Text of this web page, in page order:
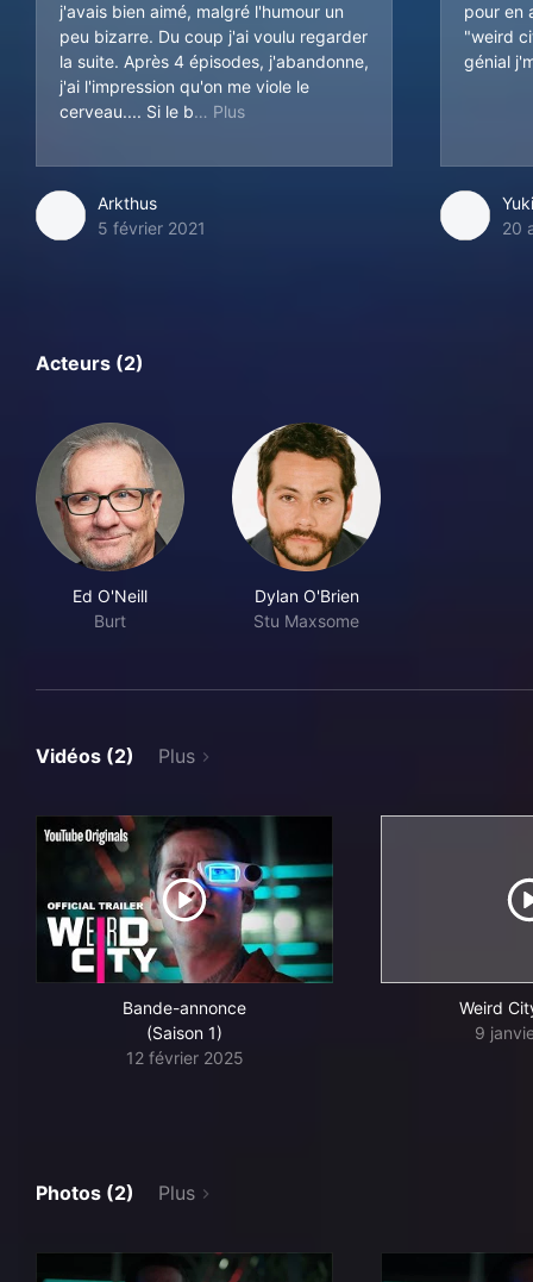
j'avais bien aimé, malgré l'humour un
peu bizarre. Du coup j'ai voulu regarder
la suite. Après 4 épisodes, j'abandonne,
j'ai l'impression qu'on me viole le
cerveau.... Si le b
ut c'est de faire réfléchir, l'angle
Arkthus
5 février 2021
pour en
"weird
génial
20
Acteurs (2)
Ed O'Neill
Burt
Dylan O'Brien
Stu Maxsome
Vidéos (2) Plus
Bande-annonce
(Saison 1)
12 février 2025
Weird
9
Photos (2) Plus